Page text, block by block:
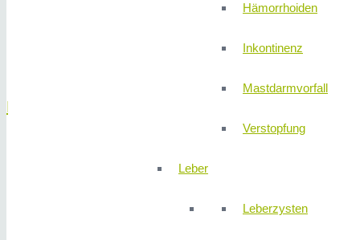
Hämorrhoiden
Inkontinenz
Mastdarmvorfall
Verstopfung
Leber
Leberzysten
Darm
CED Darmerkrankungen